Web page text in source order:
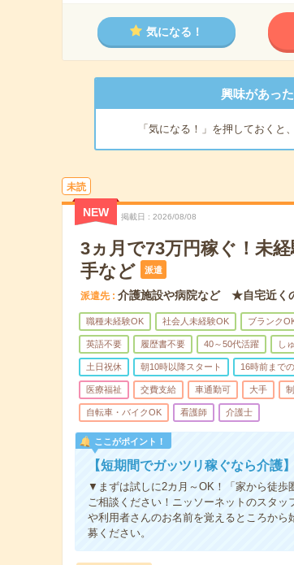
気になる！
興味があっ
「気になる！」を押しておくと
未読
NEW 掲載日 2026/08/08
3ヵ月で73万円稼ぐ！未
手など
派遣
派遣先 介護施設や病院など ★自宅近く
職種未経験OK 社会人未経験OK ブランク
英語不要 履歴書不要 40～50代活躍 し
土日祝休 朝10時以降スタート 16時前まで
医療福祉 交費支給 車通勤可 大手
自転車・バイクOK 看護師 介護士
ここがポイント！
【短期間でガッツリ稼ぐなら介護
▼まずは試しに2カ月～OK！「家から徒歩
ご相談ください！ニッソーネットのスタ
や利用者さんのお名前を覚えるところか
募ください。